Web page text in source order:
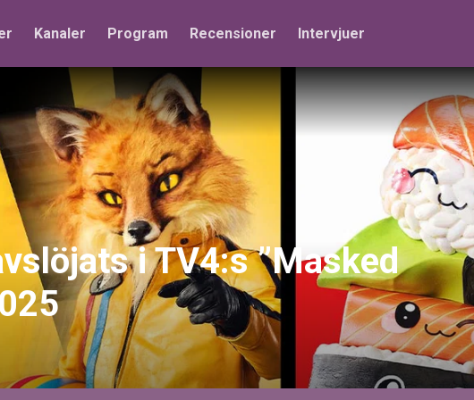
Kanaler Program Recensioner Intervjuer
i TV4:s ”Masked